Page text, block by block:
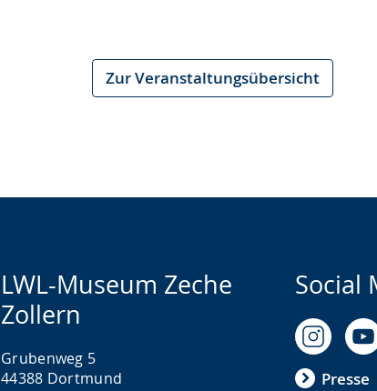
Zur Veranstaltungsübersicht
LWL-Museum Zeche
Zollern
Grubenweg 5
44388 Dortmund
Social
Presse